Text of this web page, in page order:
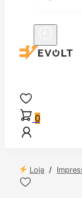
0
Loja /